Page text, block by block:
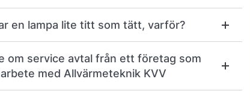
en lampa lite titt som tätt, varför?
om service avtal från ett företag som
med Allvärmeteknik KVV